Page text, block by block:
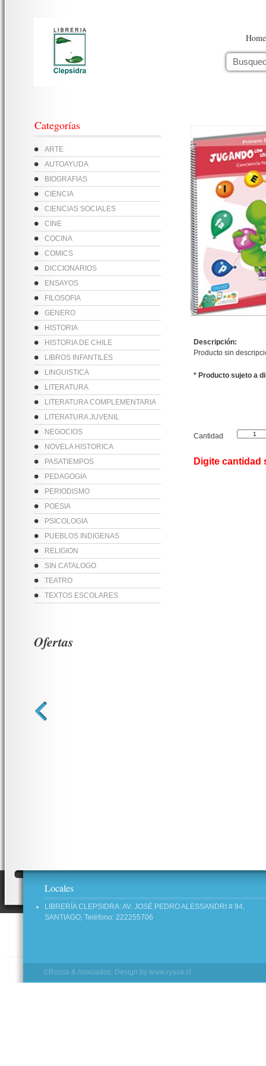
Home
Categorías
ARTE
AUTOAYUDA
BIOGRAFIAS
CIENCIA
CIENCIAS SOCIALES
CINE
COCINA
COMICS
DICCIONARIOS
ENSAYOS
FILOSOFIA
GENERO
HISTORIA
HISTORIA DE CHILE
LIBROS INFANTILES
LINGUISTICA
LITERATURA
LITERATURA COMPLEMENTARIA
LITERATURA JUVENIL
NEGOCIOS
NOVELA HISTORICA
PASATIEMPOS
PEDAGOGIA
PERIODISMO
POESIA
PSICOLOGIA
PUEBLOS INDIGENAS
RELIGION
SIN CATALOGO
TEATRO
TEXTOS ESCOLARES
Descripción:
Producto sin
* Producto sujeto a
Cantidad
Digite
Ofertas
Locales
LIBRERÍA CLEPSIDRA: AV. JOSÉ PEDRO ALESSANDRI # 94,
SANTIAGO, Teléfono: 222255706
©Rocco & Asociados. Design by www.ryasa.cl